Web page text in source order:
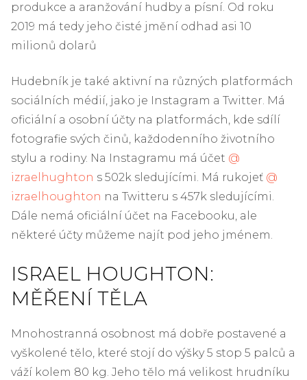
produkce a aranžování hudby a písní. Od roku
2019 má tedy jeho čisté jmění odhad asi 10
milionů dolarů
Hudebník je také aktivní na různých platformách
sociálních médií, jako je Instagram a Twitter. Má
oficiální a osobní účty na platformách, kde sdílí
fotografie svých činů, každodenního životního
stylu a rodiny. Na Instagramu má účet @
izraelhughton s 502k sledujícími. Má rukojeť @
izraelhoughton na Twitteru s 457k sledujícími.
Dále nemá oficiální účet na Facebooku, ale
některé účty můžeme najít pod jeho jménem.
ISRAEL HOUGHTON:
MĚŘENÍ TĚLA
Mnohostranná osobnost má dobře postavené a
vyškolené tělo, které stojí do výšky 5 stop 5 palců a
váží kolem 80 kg. Jeho tělo má velikost hrudníku